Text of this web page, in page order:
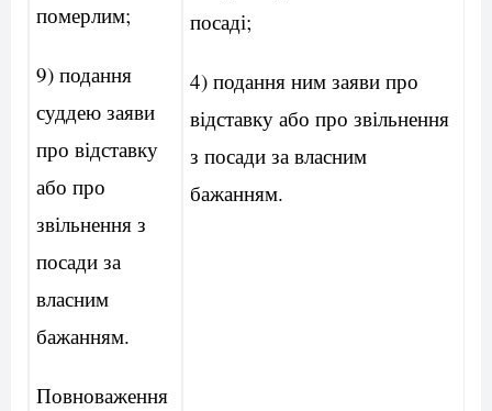
померлим;
9) подання
суддею заяви
про відставку
або про
звільнення з
посади за
власним
бажанням.
Повноваження
посаді;
4) подання ним заяви про
відставку або про звільнення
з посади за власним
бажанням.